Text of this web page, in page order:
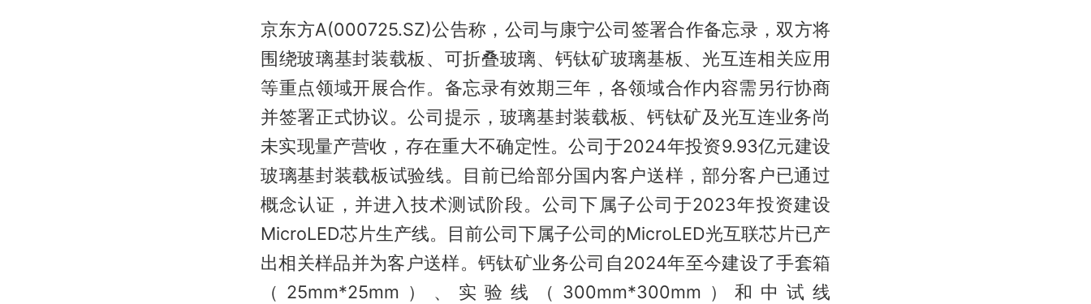
京东方A(000725.SZ)公告称，公司与康宁公司签署合作备忘录，双方将
围绕玻璃基封装载板、可折叠玻璃、钙钛矿玻璃基板、光互连相关应用
等重点领域开展合作。备忘录有效期三年，各领域合作内容需另行协商
并签署正式协议。公司提示，玻璃基封装载板、钙钛矿及光互连业务尚
未实现量产营收，存在重大不确定性。公司于2024年投资9.93亿元建设
玻璃基封装载板试验线。目前已给部分国内客户送样，部分客户已通过
概念认证，并进入技术测试阶段。公司下属子公司于2023年投资建设
MicroLED芯片生产线。目前公司下属子公司的MicroLED光互联芯片已产
出相关样品并为客户送样。钙钛矿业务公司自2024年至今建设了手套箱
（25mm*25mm）、实验线（300mm*300mm）和中试线